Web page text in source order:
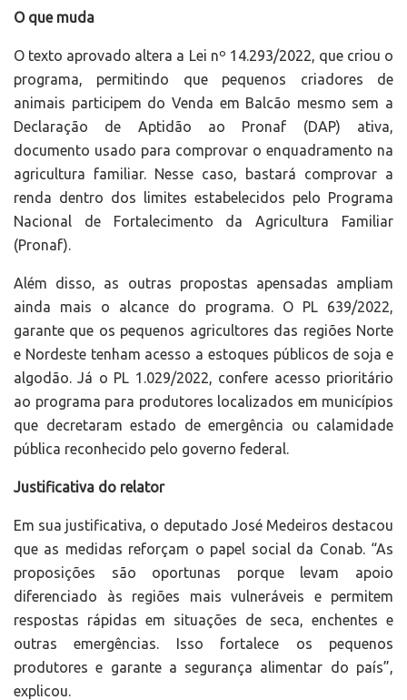
O que muda
O texto aprovado altera a Lei nº 14.293/2022, que criou o
programa, permitindo que pequenos criadores de
animais participem do Venda em Balcão mesmo sem a
Declaração de Aptidão ao Pronaf (DAP) ativa,
documento usado para comprovar o enquadramento na
agricultura familiar. Nesse caso, bastará comprovar a
renda dentro dos limites estabelecidos pelo Programa
Nacional de Fortalecimento da Agricultura Familiar
(Pronaf).
Além disso, as outras propostas apensadas ampliam
ainda mais o alcance do programa. O PL 639/2022,
garante que os pequenos agricultores das regiões Norte
e Nordeste tenham acesso a estoques públicos de soja e
algodão. Já o PL 1.029/2022, confere acesso prioritário
ao programa para produtores localizados em municípios
que decretaram estado de emergência ou calamidade
pública reconhecido pelo governo federal.
Justificativa do relator
Em sua justificativa, o deputado José Medeiros destacou
que as medidas reforçam o papel social da Conab. “As
proposições são oportunas porque levam apoio
diferenciado às regiões mais vulneráveis e permitem
respostas rápidas em situações de seca, enchentes e
outras emergências. Isso fortalece os pequenos
produtores e garante a segurança alimentar do país”,
explicou.